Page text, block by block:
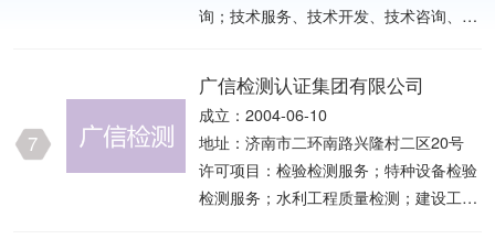
询；技术服务、技术开发、技术咨询、技
批准后方可开展经营活动）
7
广信检测认证集团有限公司
成立：2004-06-10
地址：济南市二环南路兴隆村二区20号
许可项目：检验检测服务；特种设备检验
检测服务；水利工程质量检测；建设工程